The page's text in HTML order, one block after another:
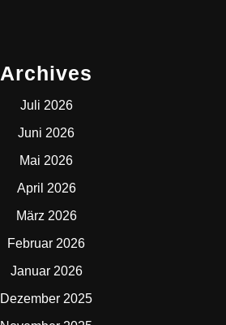
Archives
Juli 2026
Juni 2026
Mai 2026
April 2026
März 2026
Februar 2026
Januar 2026
Dezember 2025